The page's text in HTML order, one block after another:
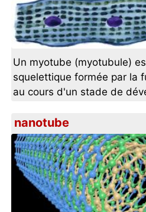
Un myotube (myotubule)
squelettique formée par la
au cours d'un stade de
nanotube